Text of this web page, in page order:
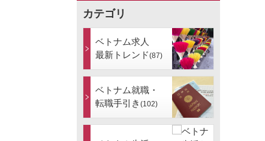
カテゴリ
ベトナム求人
最新トレンド(87)
ベトナム就職・
転職手引き (102)